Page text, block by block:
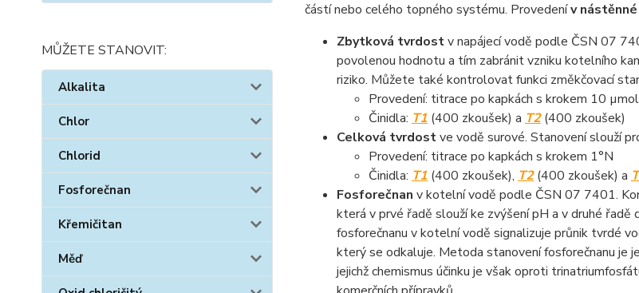
MŮŽETE STANOVIT:
Alkalita
Chlor
Chlorid
Fosforečnan
Křemičitan
Měď
částí nebo celého topného systému. Provedenív
Zbytková tvrdostv napájecí vodě podle ČSN 07
povolenou hodnotu a tím zabránit vzniku kotelního
riziko. Můžete také kontrolovat funkci změkčovací
Provedení: titrace po kapkách s krokem 10
Činidla: T1 (400 zkoušek) a T2(400 zkoušek)
Celková tvrdostve vodě surové. Stanovení slouží
Provedení: titrace po kapkách s krokem 1°N
Činidla: T1 (400 zkoušek), T2(400 zkoušek) a
Fosforečnan v kotelní vodě podle ČSN 07 7401.
která v prvé řadě slouží ke zvýšení pH a v druhé
fosforečnanu v kotelní vodě signalizuje průnik tvrdé
který se odkaluje. Metoda stanovení fosforečnanu je
jejichž chemismus účinku je však oproti